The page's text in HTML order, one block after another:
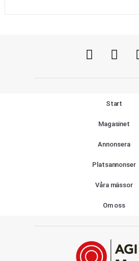
Start
Magasinet
Annonsera
Platsannonser
Våra mässor
Om oss